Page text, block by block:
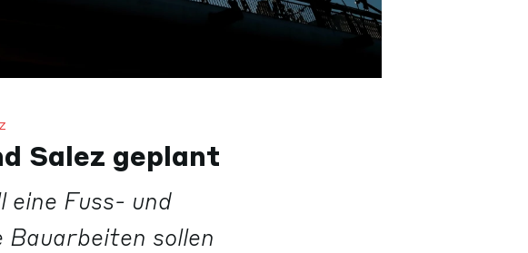
Salez geplant
eine Fuss- und
Bauarbeiten sollen